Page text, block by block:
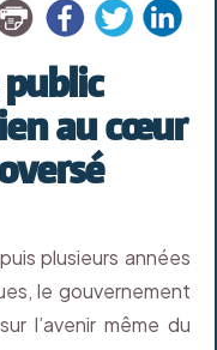
public
au cœur
plusieurs années
le gouvernement
l’avenir même du